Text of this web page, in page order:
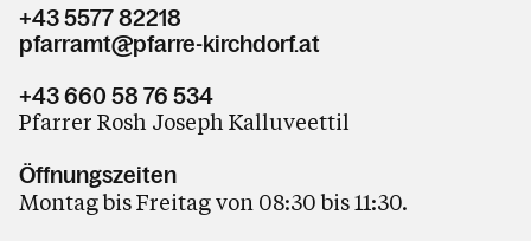
+43 5577 82218
pfarramt@pfarre-kirchdorf.at
+43 660 58 76 534
Pfarrer Rosh Joseph Kalluveettil
Öffnungszeiten
Montag bis Freitag von 08:30 bis 11:30.